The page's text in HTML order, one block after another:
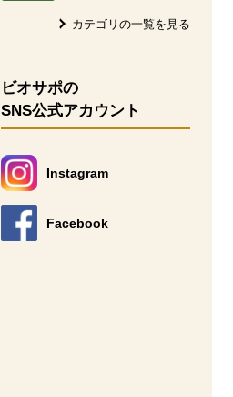
カテゴリの一覧を見る
ビオサポの
SNS公式アカウント
Instagram
別のウィンドウで開きます。
Facebook
別のウィンドウで開きます。